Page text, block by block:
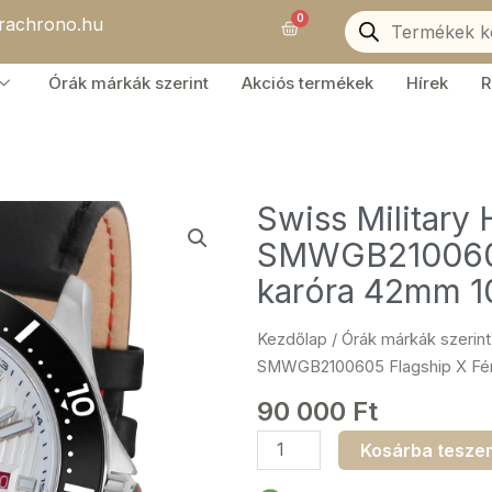
0Kosár
Products
search
Órák márkák szerint Akciós termékek Hírek
Swiss Military
karóra 42mm
Kezdőlap / Órák márkák szerint
SMWGB2100605 Flagship X
90 000 Ft
Swiss
Military
Kosárba